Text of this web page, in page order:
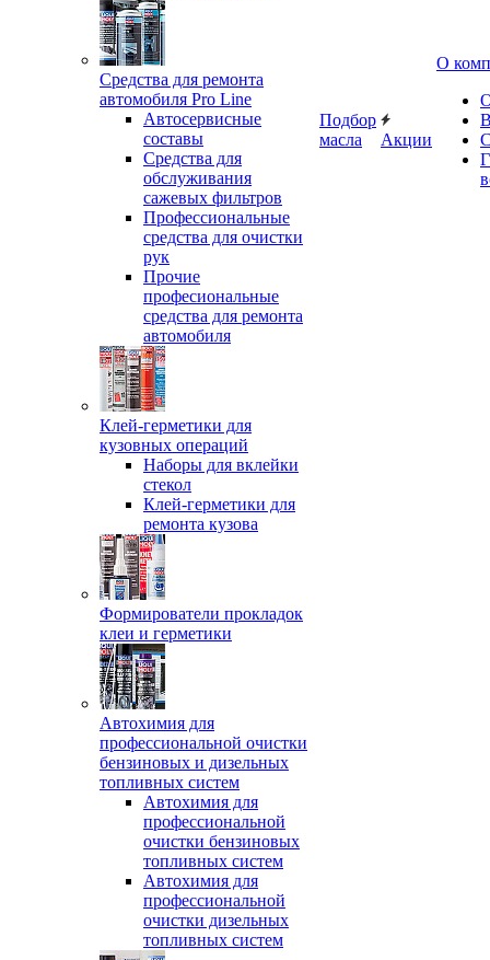
Средства для ремонта
автомобиля Pro Line
Автосервисные
составы
Средства для
обслуживания
сажевых фильтров
Профессиональные
средства для очистки
рук
Прочие
професиональные
средства для ремонта
автомобиля
Клей-герметики для
кузовных операций
Наборы для вклейки
стекол
Клей-герметики для
ремонта кузова
Формирователи прокладок
клеи и герметики
Автохимия для
профессиональной очистки
бензиновых и дизельных
топливных систем
Автохимия для
профессиональной
очистки бензиновых
топливных систем
Автохимия для
профессиональной
очистки дизельных
топливных систем
Подбор
масла
Акции
О